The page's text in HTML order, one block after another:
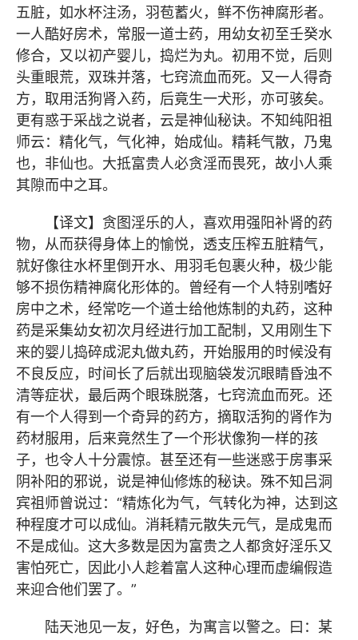
五脏，如水杯注汤，羽苞蓄火，鲜不伤神腐形者。
一人酷好房术，常服一道士药，用幼女初至壬癸水
修合，又以初产婴儿，捣烂为丸。初用不觉，后则
头重眼荒，双珠并落，七窍流血而死。又一人得奇
方，取用活狗肾入药，后竟生一犬形，亦可骇矣。
更有惑于采战之说者，云是神仙秘诀。不知纯阳祖
师云：精化气，气化神，始成仙。精耗气散，乃鬼
也，非仙也。大抵富贵人必贪淫而畏死，故小人乘
其隙而中之耳。
【译文】贪图淫乐的人，喜欢用强阳补肾的药
物，从而获得身体上的愉悦，透支压榨五脏精气，
就好像往水杯里倒开水、用羽毛包裹火种，极少能
够不损伤精神腐化形体的。曾经有一个人特别嗜好
房中之术，经常吃一个道士给他炼制的丸药，这种
药是采集幼女初次月经进行加工配制，又用刚生下
来的婴儿捣碎成泥丸做丸药，开始服用的时候没有
不良反应，时间长了后就出现脑袋发沉眼睛昏浊不
清等症状，最后两个眼珠脱落，七窍流血而死。还
有一个人得到一个奇异的药方，摘取活狗的肾作为
药材服用，后来竟然生了一个形状像狗一样的孩
子，也令人十分震惊。甚至还有一些迷惑于房事采
阴补阳的邪说，说是神仙修炼的秘诀。殊不知吕洞
宾祖师曾说过：“精炼化为气，气转化为神，达到这
种程度才可以成仙。消耗精元散失元气，是成鬼而
不是成仙。这大多数是因为富贵之人都贪好淫乐又
害怕死亡，因此小人趁着富人这种心理而虚编假造
来迎合他们罢了。”
陆天池见一友，好色，为寓言以警之。曰：某